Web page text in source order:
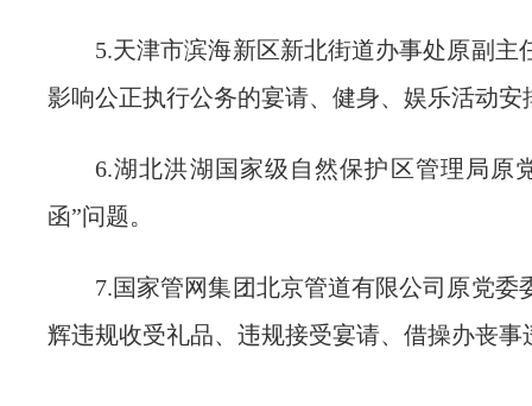
5.天津市滨海新区新北街道办事处原副
影响公正执行公务的宴请、健身、娱乐活动安
6.湖北洪湖国家级自然保护区管理局原
函”问题。
7.国家管网集团北京管道有限公司原党
辉违规收受礼品、违规接受宴请、借操办丧